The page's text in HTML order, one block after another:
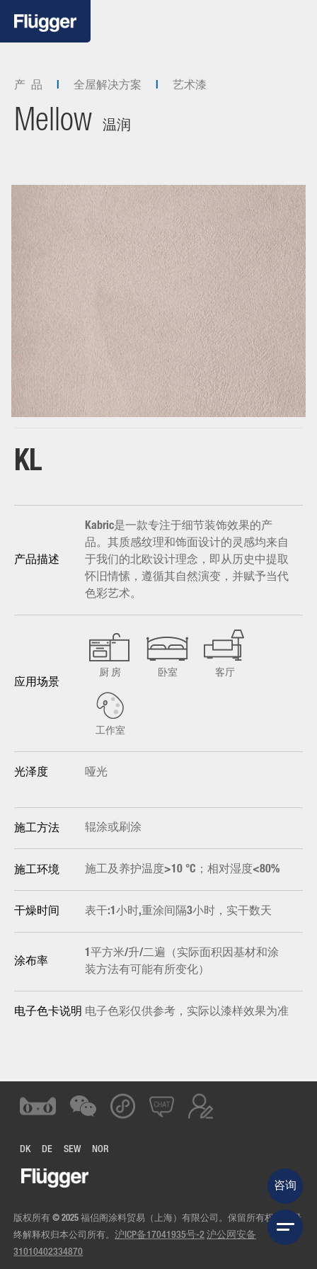
产 品 全屋解决方案 艺术漆
Mellow 温润
base
KL
产品描述
Kabric是一款专注于细节装饰效果的产
品。其质感纹理和饰面设计的灵感均来自
于我们的北欧设计理念，即从历史中提取
怀旧情愫，遵循其自然演变，并赋予当代
色彩艺术。
应用场景
厨 房 卧室 客厅
工作室
光泽度 哑光
施工方法 辊涂或刷涂
施工环境 施工及养护温度>10 °C；相对湿度<80%
干燥时间 表干:1小时,重涂间隔3小时，实干数天
涂布率
1平方米/升/二遍（实际面积因基材和涂
装方法有可能有所变化）
电子色卡说明 电子色彩仅供参考，实际以漆样效果为准
DK DE SEW NOR
版权所有 © 2025 福侣阁涂料贸易（上海）有限公司。保留所有权利。最
终解释权归本公司所有。沪ICP备17041935号-2 沪公网安备
31010402334870
咨询